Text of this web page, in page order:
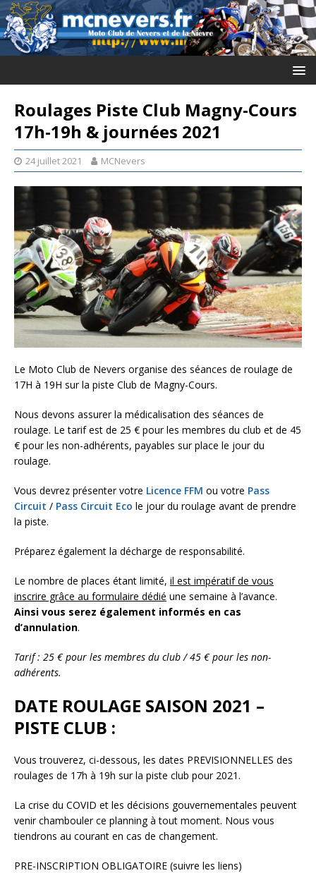
Roulages Piste Club Magny-Cours
17h-19h & journées 2021
24 juillet 2021 MCNevers
Le Moto Club de Nevers organise des séances de roulage de
17H à 19H sur la piste Club de Magny-Cours.
Nous devons assurer la médicalisation des séances de
roulage. Le tarif est de 25 € pour les membres du club et de 45
€ pour les non-adhérents, payables sur place le jour du
roulage.
Vous devrez présenter votre Licence FFM ou votre Pass
Circuit / Pass Circuit Eco le jour du roulage avant de prendre
la piste.
Préparez également la décharge de responsabilité.
Le nombre de places étant limité, il est impératif de vous
inscrire grâce au formulaire dédié une semaine à l’avance.
Ainsi vous serez également informés en cas
d’annulation.
Tarif : 25 € pour les membres du club / 45 € pour les non-
adhérents.
DATE ROULAGE SAISON 2021 –
PISTE CLUB :
Vous trouverez, ci-dessous, les dates PREVISIONNELLES des
roulages de 17h à 19h sur la piste club pour 2021.
La crise du COVID et les décisions gouvernementales peuvent
venir chambouler ce planning à tout moment. Nous vous
tiendrons au courant en cas de changement.
PRE-INSCRIPTION OBLIGATOIRE (suivre les liens)